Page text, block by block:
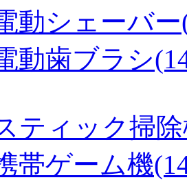
動シェーバ
動歯ブラシ
ティック掃
帯ゲーム機